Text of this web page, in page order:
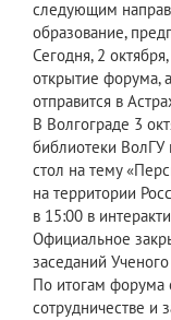
следующим
образование,
Сегодня, 2
открытие форума,
отправится в
В Волгограде 3
библиотеки ВолГУ
стол на тему
на территории
в 15:00 в
Официальное
заседаний
По итогам форума
сотрудничестве и